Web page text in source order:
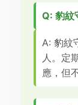
Q: 豹紋
A: 豹紋
人。定
應，但